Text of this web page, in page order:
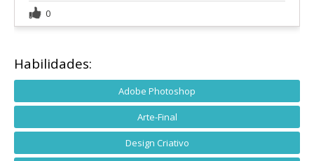
0
Habilidades:
Adobe Photoshop
Arte-Final
Design Criativo